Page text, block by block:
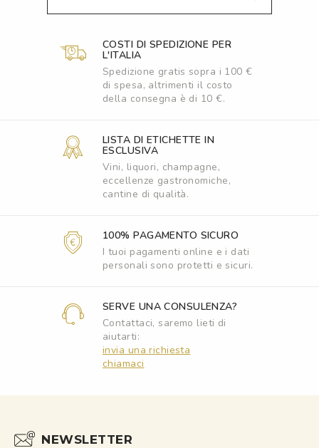
COSTI DI SPEDIZIONE PER
L'ITALIA
Spedizione gratis sopra i 100 €
di spesa, altrimenti il costo
della consegna è di 10 €.
LISTA DI ETICHETTE IN
ESCLUSIVA
Vini, liquori, champagne,
eccellenze gastronomiche,
cantine di qualità.
100% PAGAMENTO SICURO
I tuoi pagamenti online e i dati
personali sono protetti e sicuri.
SERVE UNA CONSULENZA?
Contattaci, saremo lieti di
aiutarti:
invia una richiesta
chiamaci
NEWSLETTER